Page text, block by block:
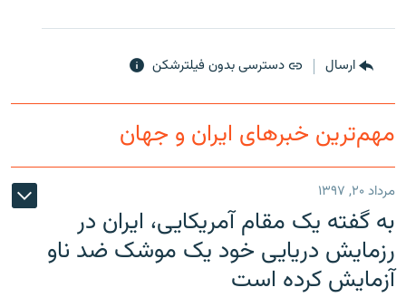
ارسال دسترسی بدون فیلترشکن
مهم‌ترین خبرهای ایران و جهان
مرداد ۲۰, ۱۳۹۷
به گفته یک مقام آمریکایی، ایران در
رزمایش دریایی خود یک موشک ضد ناو
آزمایش کرده است